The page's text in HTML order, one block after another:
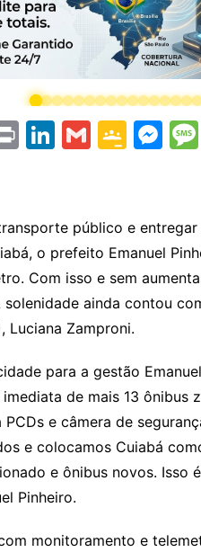
Pr Li
e
dI
n
G
l
G
gl
e
Cl
a
s
sr
o
o
m
M
s
e
n
g
público e
o prefeito Emanuel
Com isso e sem
ainda contou
Luciana Zamproni.
para a gestão
de mais 13 ônibus
e câmera de
e colocamos Cuiabá
e ônibus novos. Isso
Pinheiro.
monitoramento e